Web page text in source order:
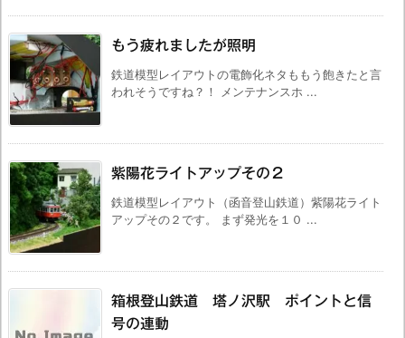
もう疲れましたが照明
鉄道模型レイアウトの電飾化ネタももう飽きたと言
われそうですね？！ メンテナンスホ ...
紫陽花ライトアップその２
鉄道模型レイアウト（函音登山鉄道）紫陽花ライト
アップその２です。 まず発光を１０ ...
箱根登山鉄道 塔ノ沢駅 ポイントと信
号の連動